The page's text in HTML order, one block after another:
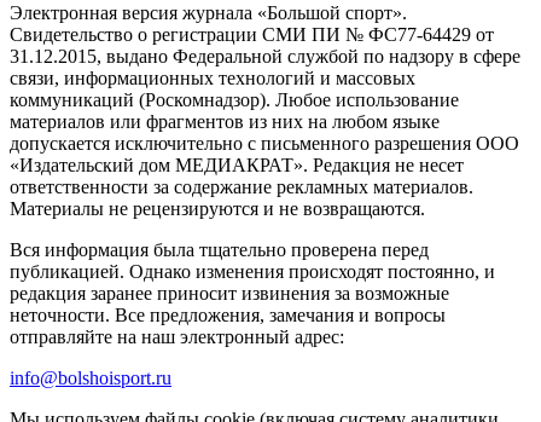
Электронная версия журнала «Большой спорт».
Свидетельство о регистрации СМИ ПИ № ФС77-64429 от
31.12.2015, выдано Федеральной службой по надзору в сфере
связи, информационных технологий и массовых
коммуникаций (Роскомнадзор). Любое использование
материалов или фрагментов из них на любом языке
допускается исключительно с письменного разрешения ООО
«Издательский дом МЕДИАКРАТ». Редакция не несет
ответственности за содержание рекламных материалов.
Материалы не рецензируются и не возвращаются.
Вся информация была тщательно проверена перед
публикацией. Однако изменения происходят постоянно, и
редакция заранее приносит извинения за возможные
неточности. Все предложения, замечания и вопросы
отправляйте на наш электронный адрес:
info@bolshoisport.ru